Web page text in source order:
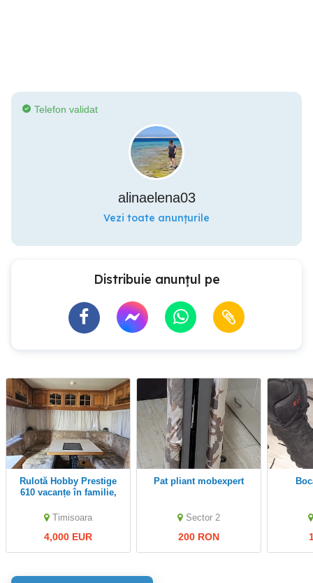
Telefon validat
alinaelena03
Vezi toate anunțurile
Distribuie anunțul pe
Rulotă Hobby Prestige
610 vacanțe în familie,
Timisoara
4,000 EUR
pat pliant mobexpert
Sector 2
200 RON